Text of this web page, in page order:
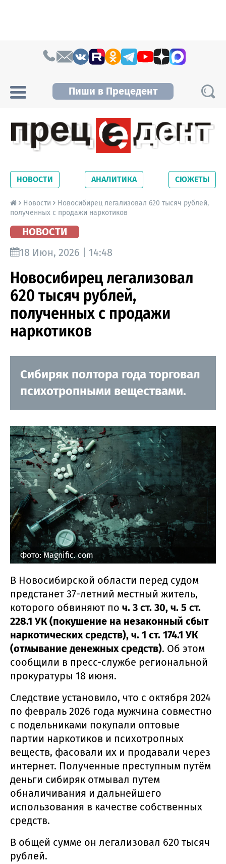
Пиши в Прецедент
Новосибирской области. Читайте свежие
новости на сайте сетевого издания
Precedent.
НОВОСТИ АНАЛИТИКА СЮЖЕТЫ
Новости
Новосибирец легализовал 620 тысяч рублей,
полученных с продажи наркотиков
НОВОСТИ
18 Июн, 2026 | 14:48
Новосибирец легализовал
620 тысяч рублей,
полученных с продажи
наркотиков
Сибиряк полтора года торговал
психотропными веществами.
Фото: Magnific. com
В Новосибирской области перед судом
предстанет 37-летний местный житель,
которого обвиняют по ч. 3 ст. 30, ч. 5 ст.
228.1 УК (покушение на незаконный сбыт
наркотических средств), ч. 1 ст. 174.1 УК
(отмывание денежных средств). Об этом
сообщили в пресс-службе региональной
прокуратуры 18 июня.
Следствие установило, что с октября 2024
по февраль 2026 года мужчина совместно
с подельниками покупали оптовые
партии наркотиков и психотропных
веществ, фасовали их и продавали через
интернет. Полученные преступным путём
деньги сибиряк отмывал путем
обналичивания и дальнейшего
использования в качестве собственных
средств.
В общей сумме он легализовал 620 тысяч
рублей.